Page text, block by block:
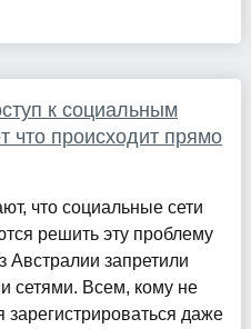
к социальным
что происходит прямо
что социальные сети
решить эту проблему
Австралии запретили
сетями. Всем, кому не
зарегистрироваться даже